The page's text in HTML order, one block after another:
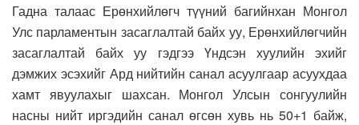
Гадна талаас Ерөнхийлөгч түүний багийнхан Монгол
Улс парламентын засаглалтай байх уу, Ерөнхийлөгчийн
засаглалтай байх уу гэдгээ Үндсэн хуулийн эхийг
дэмжих эсэхийг Ард нийтийн санал асуулгаар асуухдаа
хамт явуулахыг шахсан. Монгол Улсын сонгуулийн
насны нийт иргэдийн санал өгсөн хувь нь 50+1 байж,